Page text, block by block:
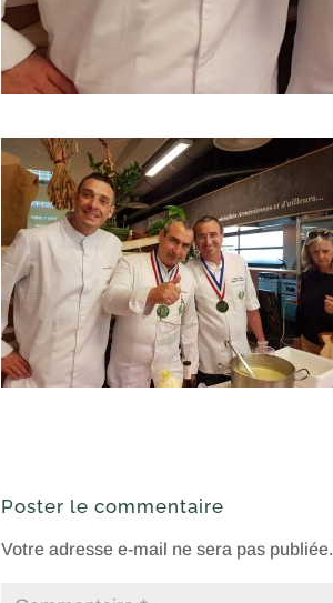
Poster le commentaire
Votre adresse e-mail ne sera pas publiée.